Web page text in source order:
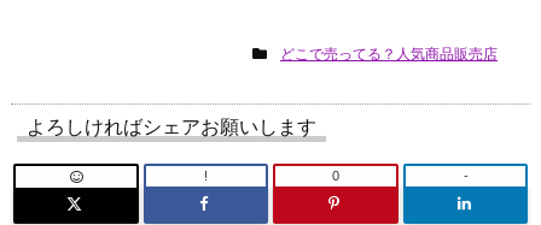
どこで売ってる？人気商品販売店
よろしければシェアお願いします
! 0 -